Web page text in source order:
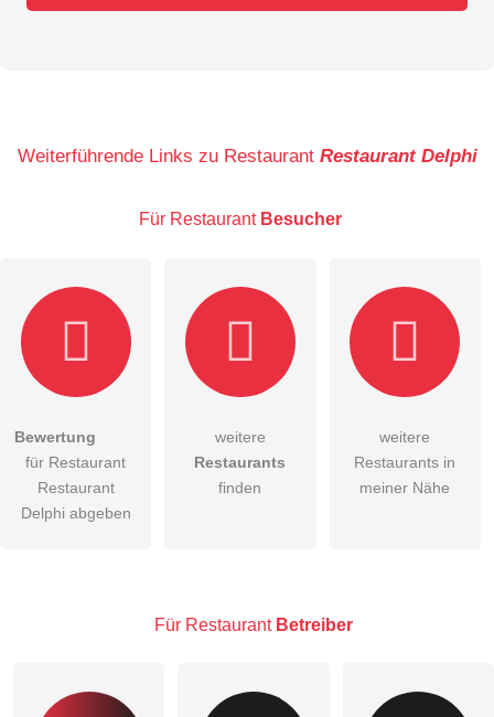
E-Mail-Adresse (wird nicht veröffentlicht)
Hiermit akzeptiere ich dieAGB
DieDatenschutzerklärung habe ich zur Kenntnis genommen.
Besucher sichtbar.
Weiterführende Links zu Restaurant Restaurant Delphi
Für Restaurant Besucher
Bewertung
für Restaurant
Restaurant
Delphi abgeben
weitere
Restaurants
finden
weitere
Restaurants in
meiner Nähe
Für Restaurant Betreiber